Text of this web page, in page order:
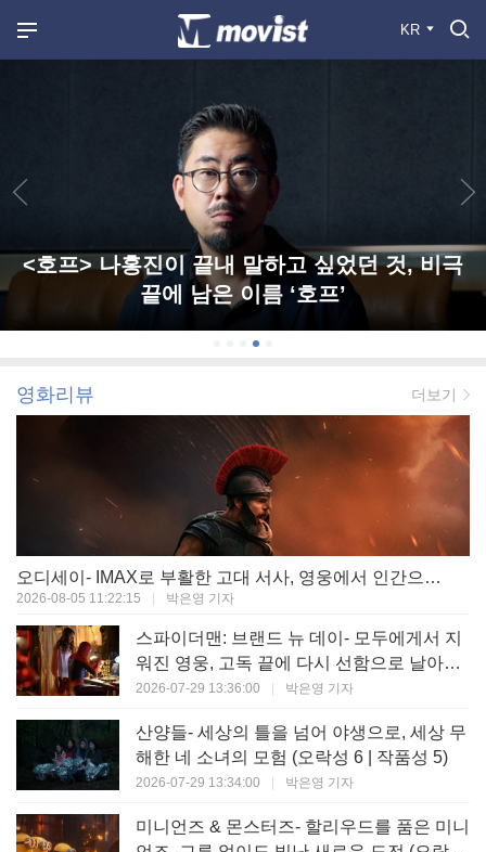
KR
<호프> 나홍진이 끝내 말하고 싶었던 것, 비극
끝에 남은 이름 ‘호프’
영화리뷰 더보기
오디세이- IMAX로 부활한 고대 서사, 영웅에서 인간으로의 귀환 (오락성 9 | 작품성 9)
2026-08-05 11:22:15 박은영 기자
스파이더맨: 브랜드 뉴 데이- 모두에게서 지
워진 영웅, 고독 끝에 다시 선함으로 날아오
르다 (오락성 8 | 작품성 8)
2026-07-29 13:36:00 박은영 기자
산양들- 세상의 틀을 넘어 야생으로, 세상 무
해한 네 소녀의 모험 (오락성 6 | 작품성 5)
2026-07-29 13:34:00 박은영 기자
미니언즈 & 몬스터즈- 할리우드를 품은 미니